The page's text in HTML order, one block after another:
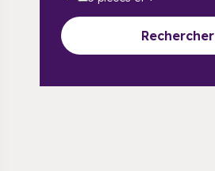
Rechercher